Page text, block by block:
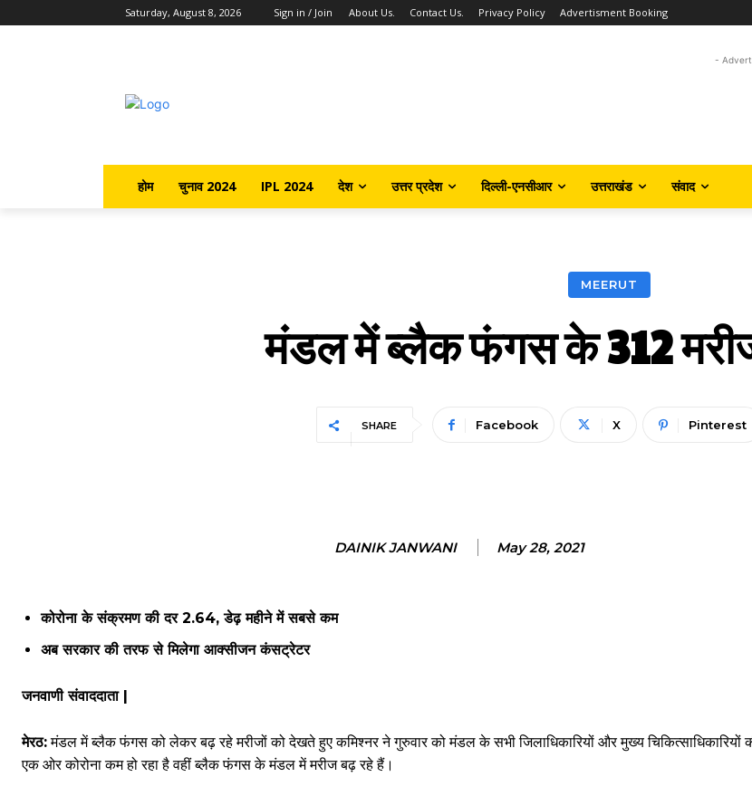
Saturday, August 8, 2026 Sign in / Join About Us. Contact Us. Privacy Policy Advertisment Booking
-
होम चुनाव 2024 IPL 2024 देश उत्तर प्रदेश दिल्ली-एनसीआर उत्तराखंड संवाद
MEERUT
मंडल में ब्लैक फंगस के 312
SHARE Facebook X Pinterest
DAINIK JANWANI May 28, 2021
कोरोना के संक्रमण की दर 2.64, डेढ़ महीने में सबसे कम
अब सरकार की तरफ से मिलेगा आक्सीजन कंसट्रेटर
जनवाणी संवाददाता |
मेरठ:मंडल में ब्लैक फंगस को लेकर बढ़ रहे मरीजों को देखते हुए कमिश्नर ने गुरुवार को मंडल के सभी जिलाधिकारियों और मुख्य चिकित्साधिकारियों
एक ओर कोरोना कम हो रहा है वहीं ब्लैक फंगस के मंडल में मरीज बढ़ रहे हैं।